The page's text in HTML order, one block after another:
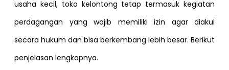
usaha kecil, toko kelontong tetap termasuk kegiatan
perdagangan yang wajib memiliki izin agar diakui
secara hukum dan bisa berkembang lebih besar. Berikut
penjelasan lengkapnya.